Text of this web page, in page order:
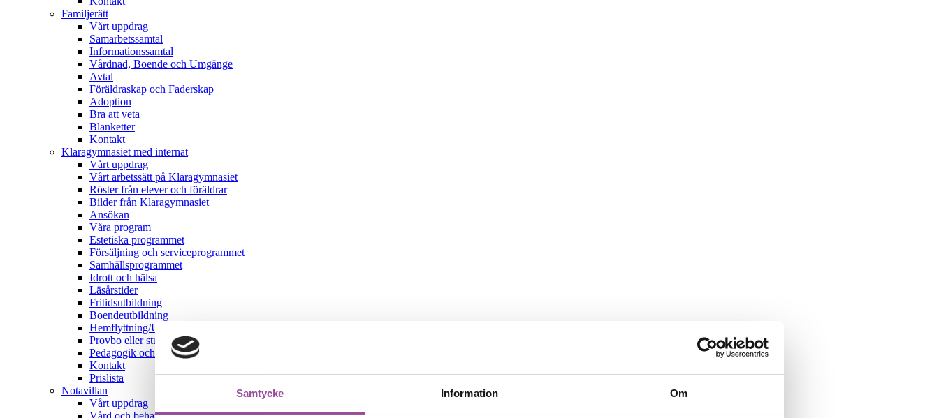
Samtycke Information Om
Familjerätt
Vårt uppdrag
Samarbetssamtal
Informationssamtal
Vårdnad, Boende och Umgänge
Avtal
Föräldraskap och Faderskap
Adoption
Bra att veta
Blanketter
Kontakt
Klaragymnasiet med internat
Vårt uppdrag
Vårt arbetssätt på Klaragymnasiet
Röster från elever och föräldrar
Bilder från Klaragymnasiet
Ansökan
Våra program
Estetiska programmet
Försäljning och serviceprogrammet
Samhällsprogrammet
Idrott och hälsa
Läsårstider
Fritidsutbildning
Boendeutbildning
Hemflyttning/Utslussning
Provbo eller studiebesök
Pedagogik och metodik
Kontakt
Prislista
Notavillan
Vårt uppdrag
Vård och behandlingsarbete